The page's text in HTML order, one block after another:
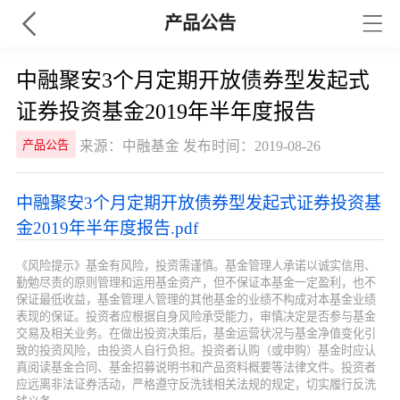
产品公告
中融聚安3个月定期开放债券型发起式
证券投资基金2019年半年度报告
产品公告 来源：中融基金 发布时间：2019-08-26
中融聚安3个月定期开放债券型发起式证券投资基
金2019年半年度报告.pdf
《风险提示》基金有风险，投资需谨慎。基金管理人承诺以诚实信用、
勤勉尽责的原则管理和运用基金资产，但不保证本基金一定盈利，也不
保证最低收益，基金管理人管理的其他基金的业绩不构成对本基金业绩
表现的保证。投资者应根据自身风险承受能力，审慎决定是否参与基金
交易及相关业务。在做出投资决策后，基金运营状况与基金净值变化引
致的投资风险，由投资人自行负担。投资者认购（或申购）基金时应认
真阅读基金合同、基金招募说明书和产品资料概要等法律文件。投资者
应远离非法证券活动，严格遵守反洗钱相关法规的规定，切实履行反洗